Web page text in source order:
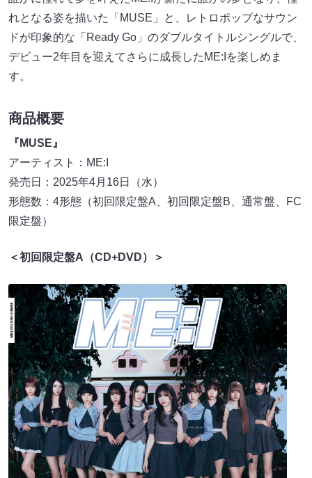
れとなる姿を描いた「MUSE」と、レトロポップなサウン
ドが印象的な「Ready Go」のダブルタイトルシングルで、
デビュー2年目を迎えてさらに成長したME:Iを楽しめま
す。
商品概要
『MUSE』
アーティスト：ME:I
発売日：2025年4月16日（水）
形態数：4形態（初回限定盤A、初回限定盤B、通常盤、FC
限定盤）
＜初回限定盤A（CD+DVD）＞